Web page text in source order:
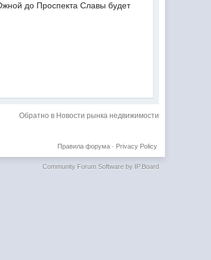
до Проспекта Славы будет
Обратно в Новости рынка недвижимости
Privacy Policy
Правила форума·
Community Forum Software by IP.Board